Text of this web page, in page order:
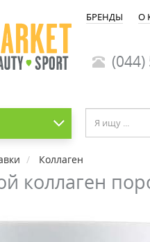
БРЕНДЫ О
Коллаген
коллаген